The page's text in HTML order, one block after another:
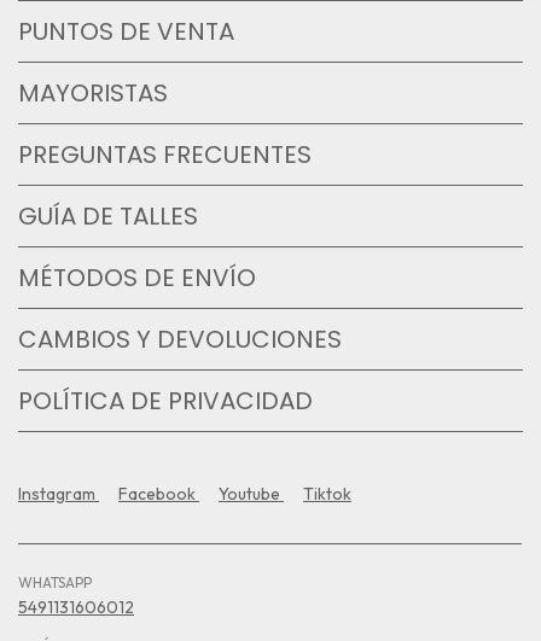
PUNTOS DE VENTA
MAYORISTAS
PREGUNTAS FRECUENTES
GUÍA DE TALLES
MÉTODOS DE ENVÍO
CAMBIOS Y DEVOLUCIONES
POLÍTICA DE PRIVACIDAD
Instagram Facebook Youtube Tiktok
WHATSAPP
5491131606012